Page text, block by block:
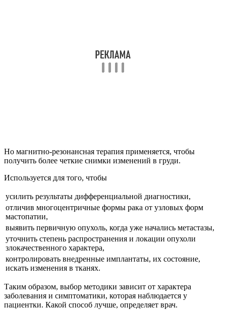
Но магнитно-резонансная терапия применяется, чтобы
получить более четкие снимки изменений в груди.
Используется для того, чтобы
усилить результаты дифференциальной диагностики,
отличив многоцентричные формы рака от узловых форм
мастопатии,
выявить первичную опухоль, когда уже начались метастазы,
уточнить степень распространения и локации опухоли
злокачественного характера,
контролировать внедренные имплантаты, их состояние,
искать изменения в тканях.
Таким образом, выбор методики зависит от характера
заболевания и симптоматики, которая наблюдается у
пациентки. Какой способ лучше, определяет врач.